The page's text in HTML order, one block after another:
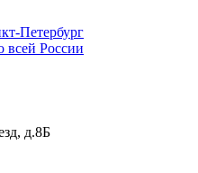
Петербург
всей России
д.8Б